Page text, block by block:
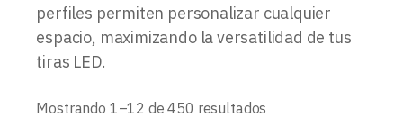
perfiles permiten personalizar cualquier
espacio, maximizando la versatilidad de tus
tiras LED.
Mostrando 1–12 de 450 resultados